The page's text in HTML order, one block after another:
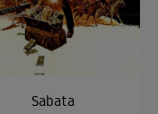
Sabata